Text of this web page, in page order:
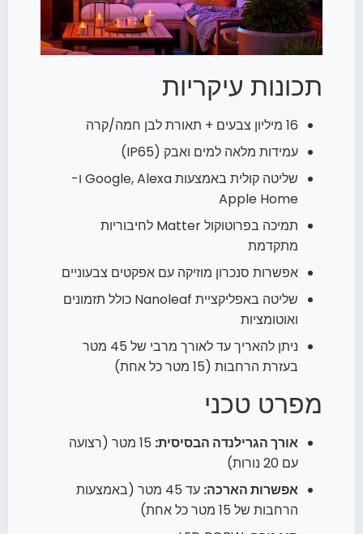
תכונות עיקריות
16 מיליון צבעים + תאורת לבן חמה/קרה
עמידות מלאה למים ואבק (IP65)
שליטה קולית באמצעות Google, Alexa ו-
Apple Home
תמיכה בפרוטוקול Matter לחיבוריות
מתקדמת
אפשרות סנכרון מוזיקה עם אפקטים צבעוניים
שליטה באפליקציית Nanoleaf כולל תזמונים
ואוטומציות
ניתן להאריך עד לאורך מרבי של 45 מטר
בעזרת הרחבות (15 מטר כל אחת)
מפרט טכני
אורך הגרילנדה הבסיסית:
15 מטר (רצועה
עם 20 נורות)
אפשרות הארכה:
עד 45 מטר (באמצעות
הרחבות של 15 מטר כל אחת)